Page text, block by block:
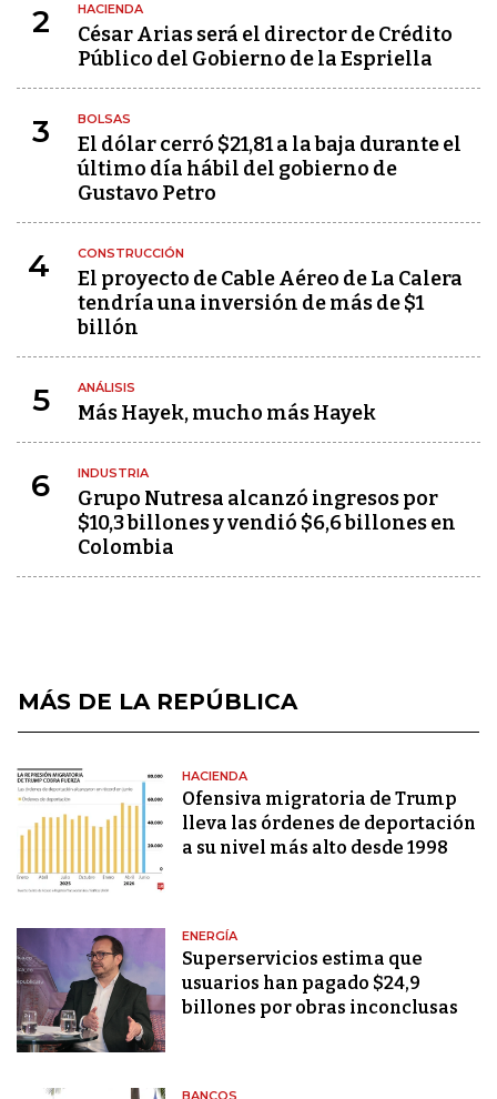
2 HACIENDA
César Arias será el director de Crédito
Público del Gobierno de la Espriella
3 BOLSAS
El dólar cerró $21,81 a la baja durante el
último día hábil del gobierno de
Gustavo Petro
4 CONSTRUCCIÓN
El proyecto de Cable Aéreo de La Calera
tendría una inversión de más de $1
billón
5 ANÁLISIS
Más Hayek, mucho más Hayek
6 INDUSTRIA
Grupo Nutresa alcanzó ingresos por
$10,3 billones y vendió $6,6 billones en
Colombia
MÁS DE LA REPÚBLICA
HACIENDA
Ofensiva migratoria de Trump
lleva las órdenes de deportación
a su nivel más alto desde 1998
ENERGÍA
Superservicios estima que
usuarios han pagado $24,9
billones por obras inconclusas
BANCOS